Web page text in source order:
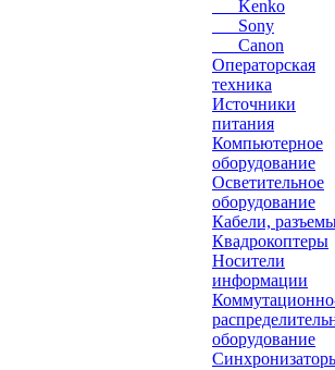
Kenko
Sony
Canon
Операторская
техника
Источники
питания
Компьютерное
оборудование
Осветительное
оборудование
Кабели,
Квадрокоптеры
Носители
информации
оборудование